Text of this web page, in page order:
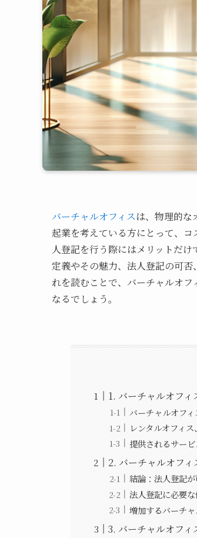
バーチャルオフィスは、物理的な
起業を考えている方にとって、
人登記を行う際にはメリットだ
定義やその魅力、法人登記の可
れを読むことで、バーチャルオ
なるでしょう。
1. バーチャルオフィ
バーチャルオフ
レンタルオフィ
提供されるサー
2. バーチャルオフ
結論：法人登記
法人登記に必要
増加するバーチ
3. バーチャルオフィ